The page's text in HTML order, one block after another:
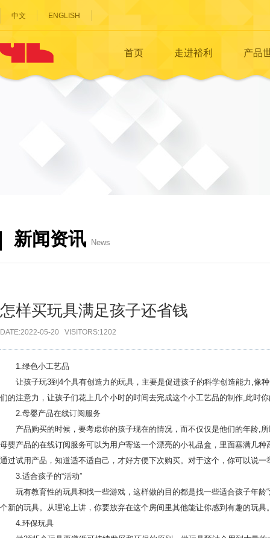
中文 ENGLISH
首页 走进裕利 产品
新闻资讯 News
怎样买玩具满足孩子还省钱
DATE:2022-05-20 VISITORS:1202
1.绿色小工艺品
让孩子玩3到4个具有创造力的玩具，主要是促进孩子的科学创造能力,像
们的注意力，让孩子们花上几个小时的时间去完成这个小工艺品的制作,此时
2.母婴产品在线订阅服务
产品购买的时候，要考虑你的孩子现在的情况，而不仅仅是他们的年龄,所
母婴产品的在线订阅服务可以为用户寄送一个漂亮的小礼品盒，里面塞满几
通过试用产品，知道适不适自己，才好方便下次购买。对于这个，你可以说一
3.适合孩子的“活动”
玩有教育性的玩具和找一些游戏，这样做的目的都是找一些适合孩子年龄“
个新的玩具。从理论上讲，你要放弃在这个房间里其他能让你感到有趣的玩具
4.环保玩具